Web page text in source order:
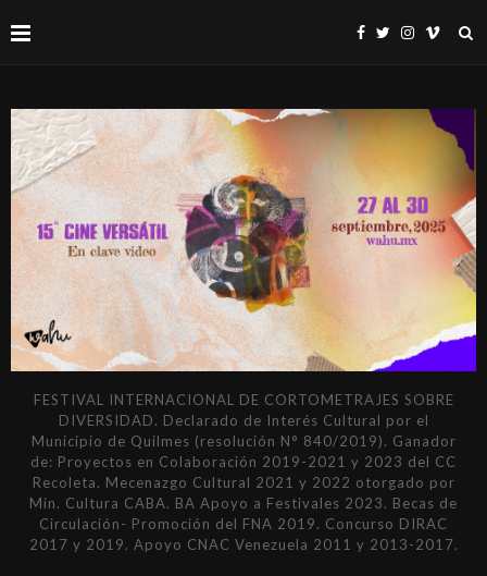
FESTIVAL INTERNACIONAL DE CORTOMETRAJES SOBRE
DIVERSIDAD. Declarado de Interés Cultural por el
Municipio de Quilmes (resolución N° 840/2019). Ganador
de: Proyectos en Colaboración 2019-2021 y 2023 del CC
Recoleta. Mecenazgo Cultural 2021 y 2022 otorgado por
Min. Cultura CABA. BA Apoyo a Festivales 2023. Becas de
Circulación- Promoción del FNA 2019. Concurso DIRAC
2017 y 2019. Apoyo CNAC Venezuela 2011 y 2013-2017.